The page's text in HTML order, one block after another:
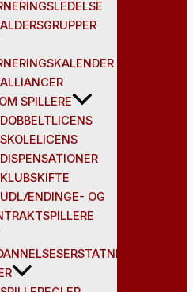
ALDERSGRUPPER
ALLIANCER
SPILLERE
DOBBELTLICENS
SKOLELICENS
DISPENSATIONER
KLUBSKIFTE
UDLÆNDINGE- OG